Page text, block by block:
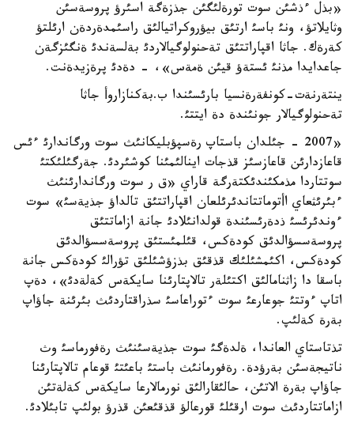
«بذل ءذشئن سوت تورةلئگئن جذزةگة اسئرؤ پروسةسئن
وثايلاتؤ، ونئ باسئ ارتئق بيؤروكراتيالئق راسئمدةردةن ارئلتؤ
كةرةك. جاثا اقپاراتتئق تةحنولوگيالاردئ بةلسةندئ ةنگئزگةن
جاعدايدا مذنئ ئستةؤ قيئن ةمةس»، - دةدئ پرةزيدةنت.
ينتةرنةت-كونفةرةنسيا بارئسئندا ب.بةكنازاروأ جاثا
تةحنولوگيالار جونئندة دة ايتتئ.
«2007 - جئلدان باستاپ رةسپؤبليكانئث سوت ورگاندارئ ءئس
قاعازدارئن قاعازسئز قذجات اينالئمئنا كوشئردئ. جةرگئلئكتئ
سوتتاردا مذمكئندئكتةرگة قاراي «ق ر سوت ورگاندارئنئث
ءبئرئثعاي اأتوماتتاندئرئلعان اقپاراتتئق تالداؤ جذيةسئ» سوت
ءوندئرئسئ ذدةرئسئندة قولدانئلادئ جانة ازاماتتئق
پروسةسسؤالدئق كودةكس، قئلمئستئق پروسةسسؤالدئق
كودةكس، اكئمشئلئك قذقئق بذزؤشئلئق تؤرالئ كودةكس جانة
باسقا دا زاثنامالئق اكتئلةر تالاپتارئنا سايكةس كةلةدئ»، دةپ
اتاپ ءوتتئ جوعارعئ سوت ءتوراعاسئ سذراقتاردئث بئرئنة جاؤاپ
بةرة كةلئپ.
تذتاستاي العاندا، ةلدةگئ سوت جذيةسئنئث رةفورماسئ وث
ناتيجةسئن بةرؤدة. رةفورمانئث باستئ باعئتئ قوعام تالاپتارئنا
جاؤاپ بةرة الاتئن، حالئقارالئق نورمالارعا سايكةس كةلةتئن
ازاماتتاردئث سوت ارقئلئ قورعالؤ قذقئعئن قذرؤ بولئپ تابئلادئ.